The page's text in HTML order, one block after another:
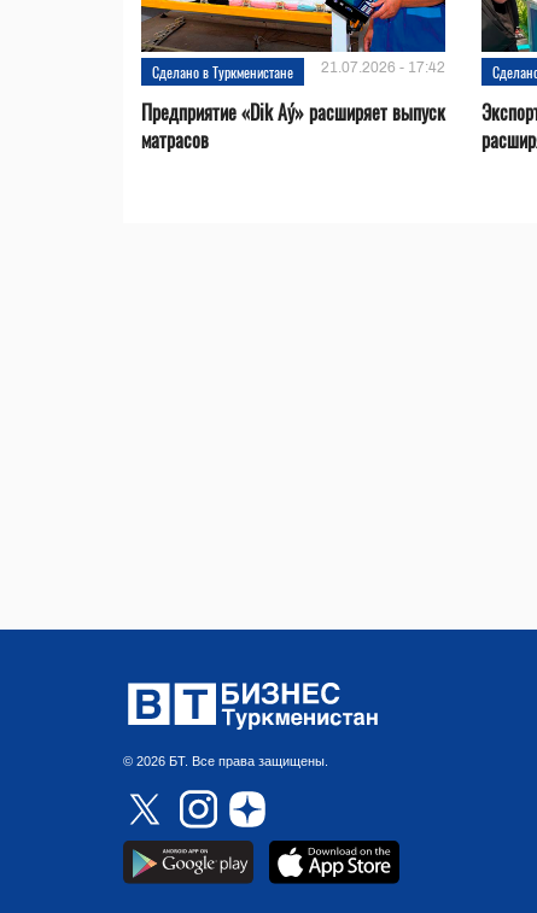
Сделано в Туркменистане 21.07.2026 - 17:42
Предприятие «Dik Aý» расширяет выпуск
матрасов
© 2026 БТ. Все права защищены.